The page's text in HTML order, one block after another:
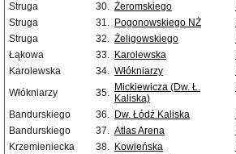
Struga
30. Żeromskiego
Struga
31. Pogonowskiego NŻ
Struga
32. Żeligowskiego
Łąkowa
33. Karolewska
Karolewska
34. Włókniarzy
Włókniarzy
35. Mickiewicza (Dw. Ł.
Kaliska)
Bandurskiego 36. Dw. Łódź Kaliska
Bandurskiego
37. Atlas Arena
Krzemieniecka
38. Kowieńska